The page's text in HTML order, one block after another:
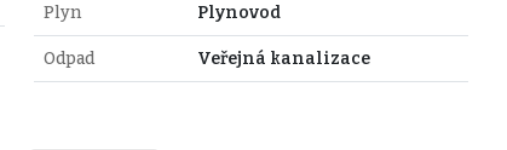
Plyn Plynovod
Odpad Veřejná kanalizace